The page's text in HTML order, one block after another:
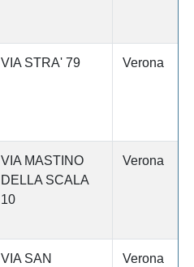
VIA STRA' 79 Verona
VIA MASTINO
DELLA SCALA
10
Verona
VIA SAN
Verona